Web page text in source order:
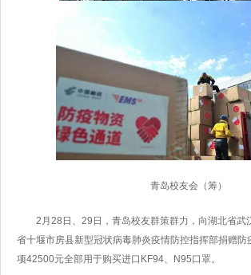
青岛校友会（筹）
2月28日、29日，青岛校友群策群力，向湖北省武
省十堰市房县新型冠状病毒肺炎疫情防控指挥部捐赠防
项42500元全部用于购买进口KF94、N95口罩。